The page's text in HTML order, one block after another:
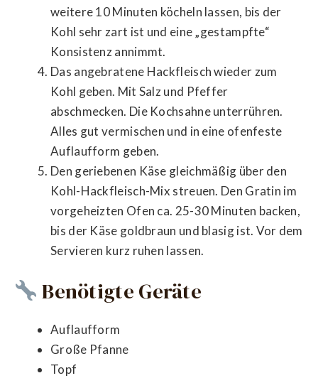
weitere 10 Minuten köcheln lassen, bis der
Kohl sehr zart ist und eine „gestampfte“
Konsistenz annimmt.
Das angebratene Hackfleisch wieder zum
Kohl geben. Mit Salz und Pfeffer
abschmecken. Die Kochsahne unterrühren.
Alles gut vermischen und in eine ofenfeste
Auflaufform geben.
Den geriebenen Käse gleichmäßig über den
Kohl-Hackfleisch-Mix streuen. Den Gratin im
vorgeheizten Ofen ca. 25-30 Minuten backen,
bis der Käse goldbraun und blasig ist. Vor dem
Servieren kurz ruhen lassen.
Benötigte Geräte
Auflaufform
Große Pfanne
Topf